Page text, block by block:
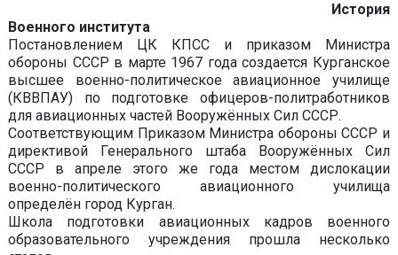
История
Военного института
Постановлением ЦК КПСС и приказом Министра
обороны СССР в марте 1967 года создается Курганское
высшее военно-политическое авиационное училище
(КВВПАУ) по подготовке офицеров-политработников
для авиационных частей Вооружённых Сил СССР.
Соответствующим Приказом Министра обороны СССР и
директивой Генерального штаба Вооружённых Сил
СССР в апреле этого же года местом дислокации
военно-политического авиационного училища
определён город Курган.
Школа подготовки авиационных кадров военного
образовательного учреждения прошла несколько